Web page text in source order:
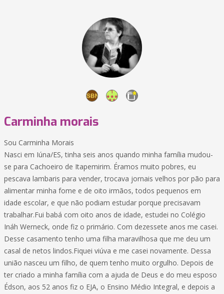
Carminha morais
Sou Carminha Morais
Nasci em Iúna/ES, tinha seis anos quando minha família mudou-
se para Cachoeiro de Itapemirim. Éramos muito pobres, eu
pescava lambaris para vender, trocava jornais velhos por pão para
alimentar minha fome e de oito irmãos, todos pequenos em
idade escolar, e que não podiam estudar porque precisavam
trabalhar.Fui babá com oito anos de idade, estudei no Colégio
Ináh Werneck, onde fiz o primário. Com dezessete anos me casei.
Desse casamento tenho uma filha maravilhosa que me deu um
casal de netos lindos.Fiquei viúva e me casei novamente. Dessa
união nasceu um filho, de quem tenho muito orgulho. Depois de
ter criado a minha família com a ajuda de Deus e do meu esposo
Édson, aos 52 anos fiz o EJA, o Ensino Médio Integral, e depois a